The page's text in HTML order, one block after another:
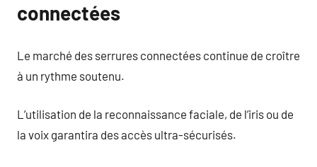
connectées
Le marché des serrures connectées continue de croître
à un rythme soutenu.
L’utilisation de la reconnaissance faciale, de l’iris ou de
la voix garantira des accès ultra-sécurisés.